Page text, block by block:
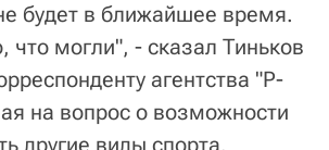
будет в ближайшее время.
что могли", - сказал Тиньков
агентства "Р-
на вопрос о возможности
другие виды спорта.